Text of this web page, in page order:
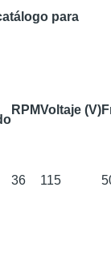
para
RPMVoltaje (V)
36 115